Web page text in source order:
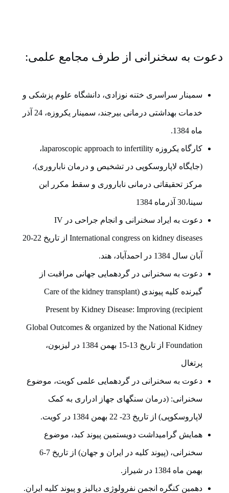
دعوت به سخنرانی از طرف مجامع علمی:
سمینار سراسری ختنه نوزادی، دانشگاه علوم پزشکی و
خدمات بهداشتی درمانی بیرجند، سمینار یکروزه، 24 آذر
ماه 1384.
کارگاه یکروزه laparoscopic approach to infertility،
(جایگاه لاپاروسکوپی در تشخیص و درمان ناباروری)،
مرکز تحقیقاتی درمانی ناباروری و سقط مکرر ابن
سینا،30 آذرماه 1384
دعوت به ایراد سخنرانی و انجام جراحی در IV
International congress on kidney diseases از تاریخ 22-20
آبان سال 1384 در احمدآباد، هند.
دعوت به سخنرانی در گردهمایی جهانی مراقبت از
گیرنده کلیه پیوندی (Care of the kidney transplant
recipient) Present by Kidney Disease: Improving
Global Outcomes & organized by the National Kidney
Foundation از تاریخ 13-15 بهمن 1384 در لیزبون،
پرتغال
دعوت به سخنرانی در گردهمایی علمی کویت، موضوع
سخنرانی: (درمان سنگهای جهاز ادراری به کمک
لاپاروسکوپی) از تاریخ 23- 22 بهمن 1384 در کویت.
همایش گرامیداشت دویستمین پیوند کبد، موضوع
سخنرانی، (پیوند کلیه در ایران و جهان) از تاریخ 7-6
بهمن ماه 1384 در شیراز.
دهمین کنگره انجمن نفرولوژی دیالیز و پیوند کلیه ایران.